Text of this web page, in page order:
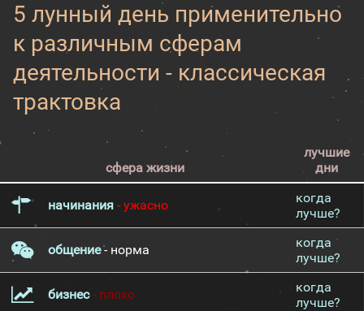
5 лунный день применительно
к различным сферам
деятельности - классическая
трактовка
сфера жизни
лучшие
дни
начинания - ужасно
когда
лучше?
общение- норма
когда
лучше?
бизнес- плохо
когда
лучше?